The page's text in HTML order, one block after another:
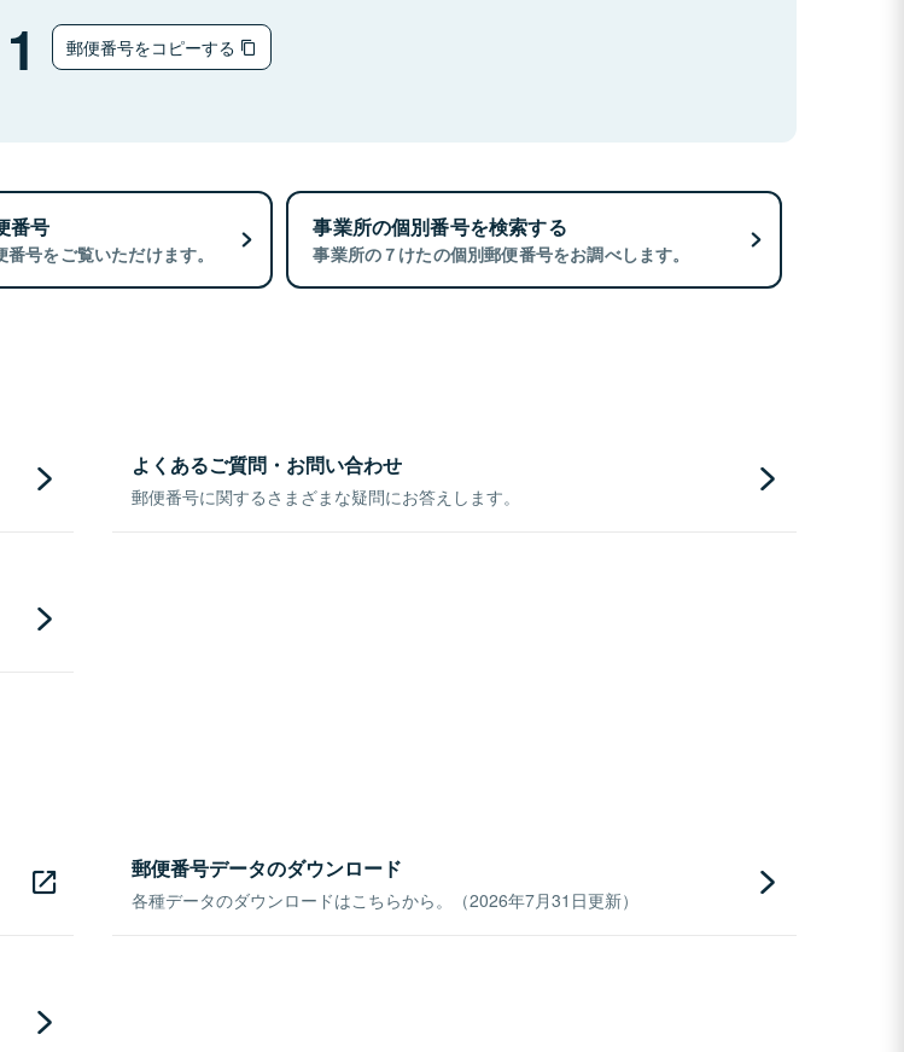
郵便番号をコピーする
番号
号をご覧いただけます。
事業所の個別番号を検索する
事業所の７けたの個別郵便番号をお調べします。
よくあるご質問・お問い合わせ
郵便番号に関するさまざまな疑問にお答えします。
郵便番号データのダウンロード
各種データのダウンロードはこちらから。（2026年7月31日更新）